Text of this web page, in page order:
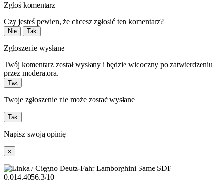
Zgłoś komentarz
Czy jesteś pewien, że chcesz zgłosić ten komentarz?
Nie Tak
Zgłoszenie wysłane
Twój komentarz został wysłany i będzie widoczny po zatwierdzeniu
przez moderatora.
Tak
Twoje zgłoszenie nie może zostać wysłane
Tak
Napisz swoją opinię
×